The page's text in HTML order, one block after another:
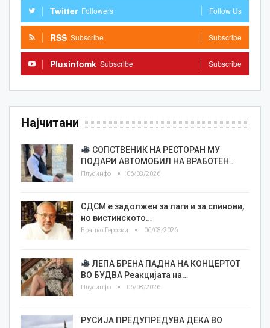
Twitter Followers Follow Us
RSS Subscribe Subscribe
Plusinfomk Subscribe Subscribe
Најчитани
СОПСТВЕНИК НА РЕСТОРАН МУ
ПОДАРИ АВТОМОБИЛ НА ВРАБОТЕН…
Плусинфо 06/08/2026
СДСМ е задолжен за лаги и за спинови,
но вистинското…
Бранко Героски 06/08/2026
ЛЕПА БРЕНА ПАДНА НА КОНЦЕРТОТ
ВО БУДВА Реакцијата на…
Плусинфо 06/08/2026
РУСИЈА ПРЕДУПРЕДУВА ДЕКА ВО